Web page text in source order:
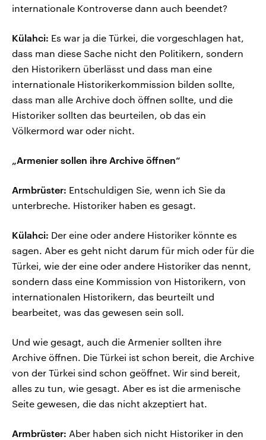
internationale Kontroverse dann auch beendet?
Külahci: Es war ja die Türkei, die vorgeschlagen hat,
dass man diese Sache nicht den Politikern, sondern
den Historikern überlässt und dass man eine
internationale Historikerkommission bilden sollte,
dass man alle Archive doch öffnen sollte, und die
Historiker sollten das beurteilen, ob das ein
Völkermord war oder nicht.
„Armenier sollen ihre Archive öffnen“
Armbrüster: Entschuldigen Sie, wenn ich Sie da
unterbreche. Historiker haben es gesagt.
Külahci: Der eine oder andere Historiker könnte es
sagen. Aber es geht nicht darum für mich oder für die
Türkei, wie der eine oder andere Historiker das nennt,
sondern dass eine Kommission von Historikern, von
internationalen Historikern, das beurteilt und
bearbeitet, was das gewesen sein soll.
Und wie gesagt, auch die Armenier sollten ihre
Archive öffnen. Die Türkei ist schon bereit, die Archive
von der Türkei sind schon geöffnet. Wir sind bereit,
alles zu tun, wie gesagt. Aber es ist die armenische
Seite gewesen, die das nicht akzeptiert hat.
Armbrüster: Aber haben sich nicht Historiker in den